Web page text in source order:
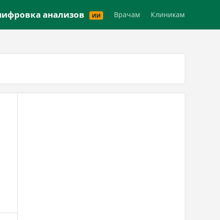
анализов ИИ Врачам Клиникам